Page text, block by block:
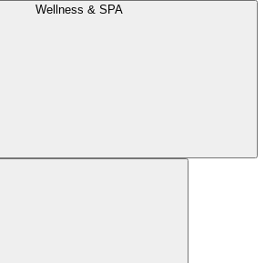
Wellness & SPA